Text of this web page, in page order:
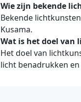
Wie zijn bekende
Bekende
Kusama.
Wat is het doel van
Het doel van
licht benadrukken